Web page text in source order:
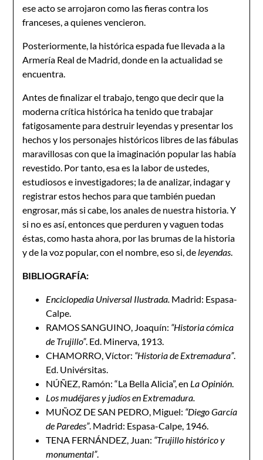
ese acto se arrojaron como las fieras contra los
franceses, a quienes vencieron.
Posteriormente, la histórica espada fue llevada a la
Armería Real de Madrid, donde en la actualidad se
encuentra.
Antes de finalizar el trabajo, tengo que decir que la
moderna crítica histórica ha tenido que trabajar
fatigosamente para destruir leyendas y presentar los
hechos y los personajes históricos libres de las fábulas
maravillosas con que la imaginación popular las había
revestido. Por tanto, esa es la labor de ustedes,
estudiosos e investigadores; la de analizar, indagar y
registrar estos hechos para que también puedan
engrosar, más si cabe, los anales de nuestra historia. Y
si no es así, entonces que perduren y vaguen todas
éstas, como hasta ahora, por las brumas de la historia
y de la voz popular, con el nombre, eso si, deleyendas.
BIBLIOGRAFÍA:
Enciclopedia Universal Ilustrada. Madrid: Espasa-
Calpe.
RAMOS SANGUINO, Joaquín: “Historia cómica
de Trujillo”. Ed. Minerva, 1913.
CHAMORRO, Víctor: “Historia de Extremadura”.
Ed. Univérsitas.
NÚÑEZ, Ramón: “La Bella Alicia”, en La Opinión.
Los mudéjares y judíos en Extremadura.
MUÑOZ DE SAN PEDRO, Miguel: “Diego García
de Paredes”. Madrid: Espasa-Calpe, 1946.
TENA FERNÁNDEZ, Juan: “Trujillo histórico y
monumental”.